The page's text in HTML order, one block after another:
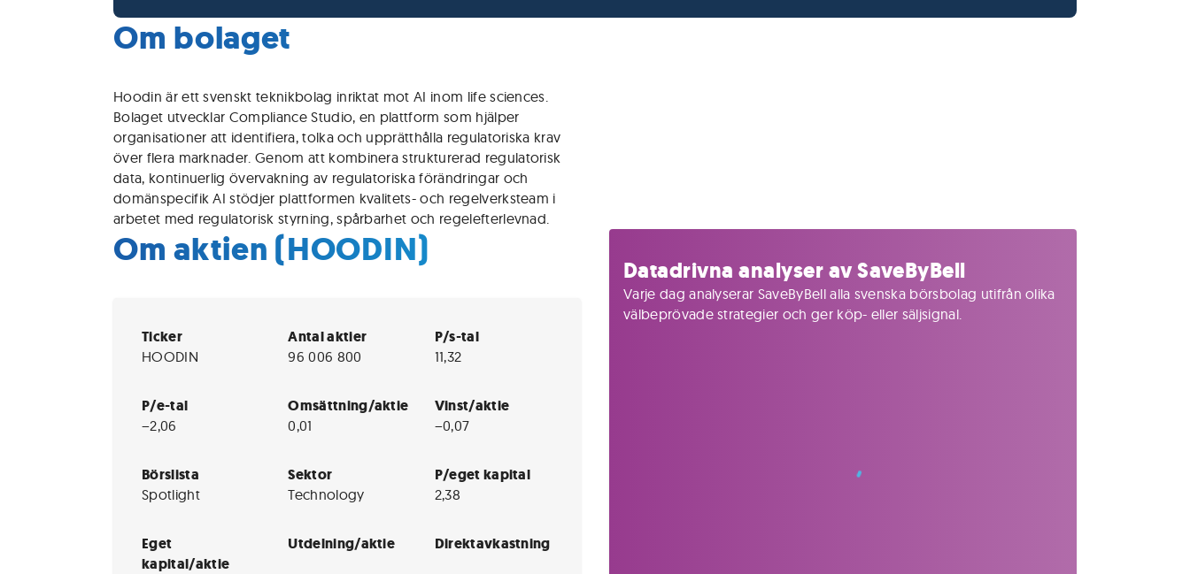
Om bolaget
Hoodin är ett svenskt teknikbolag inriktat mot AI inom life sciences.
Bolaget utvecklar Compliance Studio, en plattform som hjälper
organisationer att identifiera, tolka och upprätthålla regulatoriska krav
över flera marknader. Genom att kombinera strukturerad regulatorisk
data, kontinuerlig övervakning av regulatoriska förändringar och
domänspecifik AI stödjer plattformen kvalitets- och regelverksteam i
arbetet med regulatorisk styrning, spårbarhet och regelefterlevnad.
Om aktien (HOODIN)
Ticker
HOODIN
Antal aktier
96 006 800
P/s-tal
11,32
P/e-tal
−2,06
Omsättning/aktie
0,01
Vinst/aktie
−0,07
Börslista
Spotlight
Sektor
Technology
P/eget kapital
2,38
Eget
kapital/aktie
Utdelning/aktie Direktavkastning
Datadrivna analyser av SaveByBell
Varje dag analyserar SaveByBell alla svenska börsbolag utifrån olika
välbeprövade strategier och ger köp- eller säljsignal.